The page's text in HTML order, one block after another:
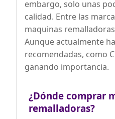
embargo, solo unas
calidad. Entre las
maquinas
Aunque actualmente
recomendadas, como
ganando importancia.
¿Dónde comprar
remalladoras?